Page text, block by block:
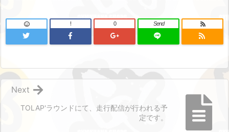
! 0 Send
TOLAP'ラウンドにて、走行配信が行われる予
定です。
Next